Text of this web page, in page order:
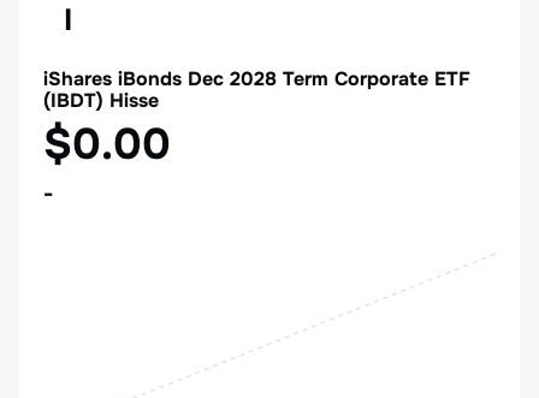
I
iShares iBonds Dec 2028 Term Corporate ETF
(IBDT) Hisse
$0.00
-